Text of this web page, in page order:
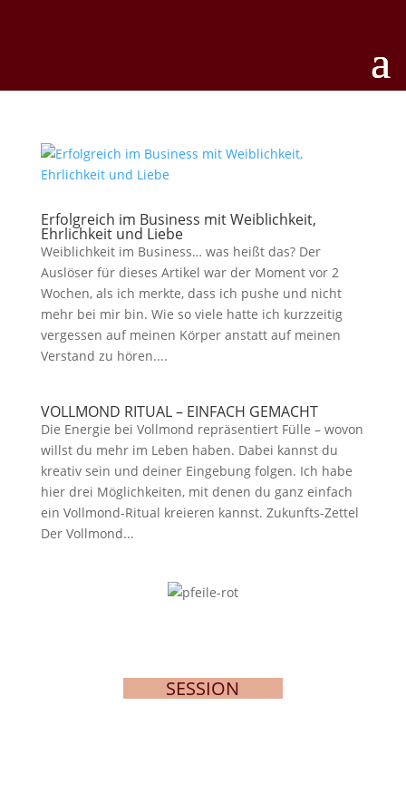
Erfolgreich im Business mit Weiblichkeit,
Ehrlichkeit und Liebe
Weiblichkeit im Business… was heißt das? Der
Auslöser für dieses Artikel war der Moment vor 2
Wochen, als ich merkte, dass ich pushe und nicht
mehr bei mir bin. Wie so viele hatte ich kurzzeitig
vergessen auf meinen Körper anstatt auf meinen
Verstand zu hören....
VOLLMOND RITUAL – EINFACH GEMACHT
Die Energie bei Vollmond repräsentiert Fülle – wovon
willst du mehr im Leben haben. Dabei kannst du
kreativ sein und deiner Eingebung folgen. Ich habe
hier drei Möglichkeiten, mit denen du ganz einfach
ein Vollmond-Ritual kreieren kannst. Zukunfts-Zettel
Der Vollmond...
SESSION